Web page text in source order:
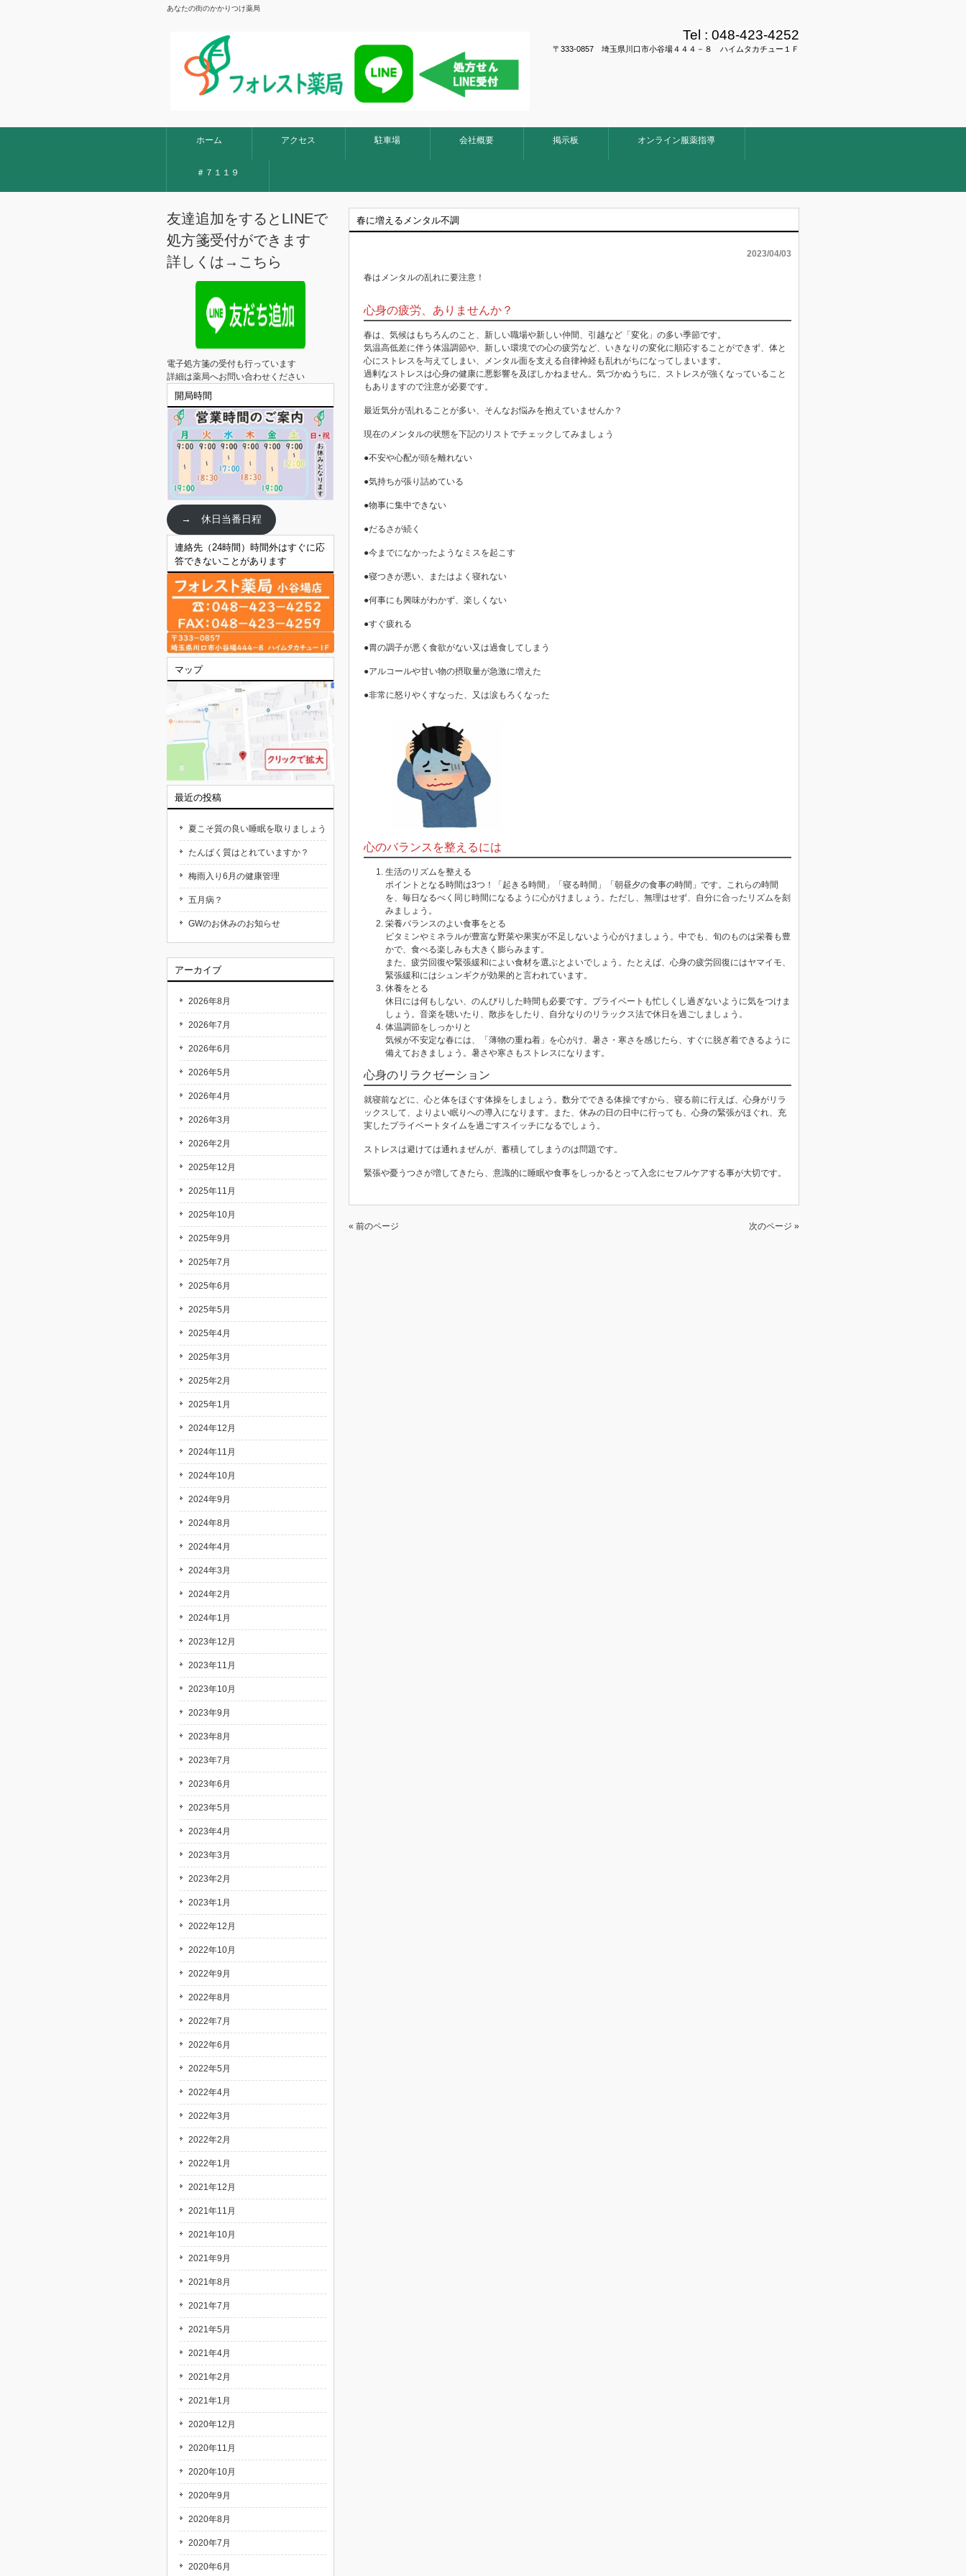
あなたの街のかかりつけ薬局
Tel : 048-423-4252
〒333-0857 埼玉県川口市小谷場４４４－８ ハイムタカチュー１Ｆ
ホーム アクセス 駐車場 会社概要 掲示板 オンライン服薬指導
＃７１１９
春に増えるメンタル不調
2023/04/03
春はメンタルの乱れに要注意！
心身の疲労、ありませんか？
春は、気候はもちろんのこと、新しい職場や新しい仲間、引越など「変化」の多い季節です。
気温高低差に伴う体温調節や、新しい環境での心の疲労など、いきなりの変化に順応することができず、体と
心にストレスを与えてしまい、メンタル面を支える自律神経も乱れがちになってしまいます。
過剰なストレスは心身の健康に悪影響を及ぼしかねません。気づかぬうちに、ストレスが強くなっていること
もありますので注意が必要です。
最近気分が乱れることが多い、そんなお悩みを抱えていませんか？
現在のメンタルの状態を下記のリストでチェックしてみましょう
●不安や心配が頭を離れない
●気持ちが張り詰めている
●物事に集中できない
●だるさが続く
●今までになかったようなミスを起こす
●寝つきが悪い、またはよく寝れない
●何事にも興味がわかず、楽しくない
●すぐ疲れる
●胃の調子が悪く食欲がない又は過食してしまう
●アルコールや甘い物の摂取量が急激に増えた
●非常に怒りやくすなった、又は涙もろくなった
心のバランスを整えるには
生活のリズムを整える
ポイントとなる時間は3つ！「起きる時間」「寝る時間」「朝昼夕の食事の時間」です。これらの時間
を、毎日なるべく同じ時間になるように心がけましょう。ただし、無理はせず、自分に合ったリズムを刻
みましょう。
栄養バランスのよい食事をとる
ビタミンやミネラルが豊富な野菜や果実が不足しないよう心がけましょう。中でも、旬のものは栄養も豊
かで、食べる楽しみも大きく膨らみます。
また、疲労回復や緊張緩和によい食材を選ぶとよいでしょう。たとえば、心身の疲労回復にはヤマイモ、
緊張緩和にはシュンギクが効果的と言われています。
休養をとる
休日には何もしない、のんびりした時間も必要です。プライベートも忙しくし過ぎないように気をつけま
しょう。音楽を聴いたり、散歩をしたり、自分なりのリラックス法で休日を過ごしましょう。
体温調節をしっかりと
気候が不安定な春には、「薄物の重ね着」を心がけ、暑さ・寒さを感じたら、すぐに脱ぎ着できるように
備えておきましょう。暑さや寒さもストレスになります。
心身のリラクゼーション
就寝前などに、心と体をほぐす体操をしましょう。数分でできる体操ですから、寝る前に行えば、心身がリラ
ックスして、よりよい眠りへの導入になります。また、休みの日の日中に行っても、心身の緊張がほぐれ、充
実したプライベートタイムを過ごすスイッチになるでしょう。
ストレスは避けては通れまぜんが、蓄積してしまうのは問題です。
緊張や憂うつさが増してきたら、意識的に睡眠や食事をしっかるとって入念にセフルケアする事が大切です。
« 前のページ 次のページ »
友達追加をするとLINEで
処方箋受付ができます
詳しくは→ こちら
電子処方箋の受付も行っています
詳細は薬局へお問い合わせください
開局時間
→ 休日当番日程
連絡先（24時間）時間外はすぐに応
答できないことがあります
マップ
最近の投稿
夏こそ質の良い睡眠を取りましょう
たんぱく質はとれていますか？
梅雨入り6月の健康管理
五月病？
GWのお休みのお知らせ
アーカイブ
2026年8月
2026年7月
2026年6月
2026年5月
2026年4月
2026年3月
2026年2月
2025年12月
2025年11月
2025年10月
2025年9月
2025年7月
2025年6月
2025年5月
2025年4月
2025年3月
2025年2月
2025年1月
2024年12月
2024年11月
2024年10月
2024年9月
2024年8月
2024年4月
2024年3月
2024年2月
2024年1月
2023年12月
2023年11月
2023年10月
2023年9月
2023年8月
2023年7月
2023年6月
2023年5月
2023年4月
2023年3月
2023年2月
2023年1月
2022年12月
2022年10月
2022年9月
2022年8月
2022年7月
2022年6月
2022年5月
2022年4月
2022年3月
2022年2月
2022年1月
2021年12月
2021年11月
2021年10月
2021年9月
2021年8月
2021年7月
2021年5月
2021年4月
2021年2月
2021年1月
2020年12月
2020年11月
2020年10月
2020年9月
2020年8月
2020年7月
2020年6月